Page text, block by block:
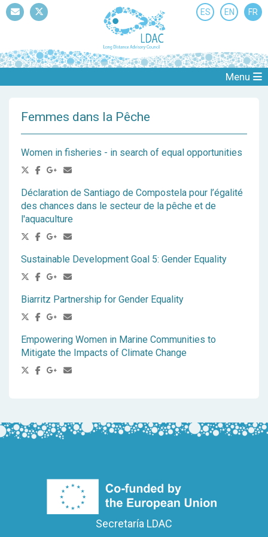
ES EN FR
Menu
Femmes dans la Pêche
Women in fisheries - in search of equal opportunities
Déclaration de Santiago de Compostela pour l’égalité
des chances dans le secteur de la pêche et de
l'aquaculture
Sustainable Development Goal 5: Gender Equality
Biarritz Partnership for Gender Equality
Empowering Women in Marine Communities to
Mitigate the Impacts of Climate Change
Secretaría LDAC